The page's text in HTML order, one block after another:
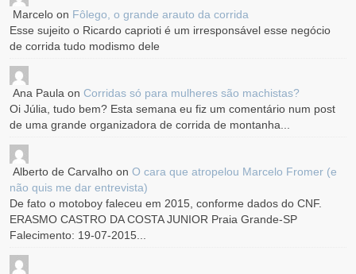
Marcelo on Fôlego, o grande arauto da corrida
Esse sujeito o Ricardo caprioti é um irresponsável esse negócio
de corrida tudo modismo dele
Ana Paula onCorridas só para mulheres são machistas?
Oi Júlia, tudo bem? Esta semana eu fiz um comentário num post
de uma grande organizadora de corrida de montanha...
Alberto de Carvalho onO cara que atropelou Marcelo Fromer (e
não quis me dar entrevista)
De fato o motoboy faleceu em 2015, conforme dados do CNF.
ERASMO CASTRO DA COSTA JUNIOR Praia Grande-SP
Falecimento: 19-07-2015...